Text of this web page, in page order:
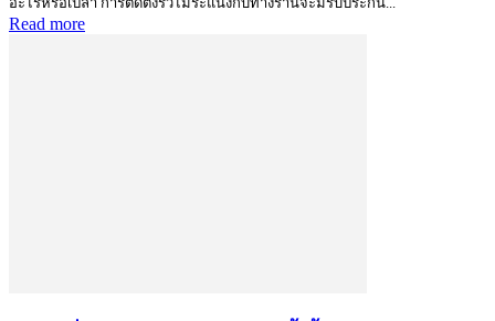
Read more